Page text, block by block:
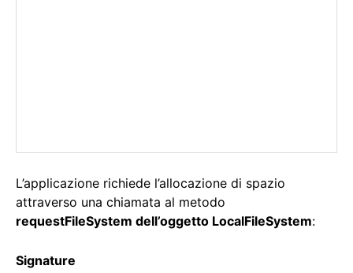
L’applicazione richiede l’allocazione di spazio
attraverso una chiamata al metodo
requestFileSystem dell’oggetto LocalFileSystem:
Signature